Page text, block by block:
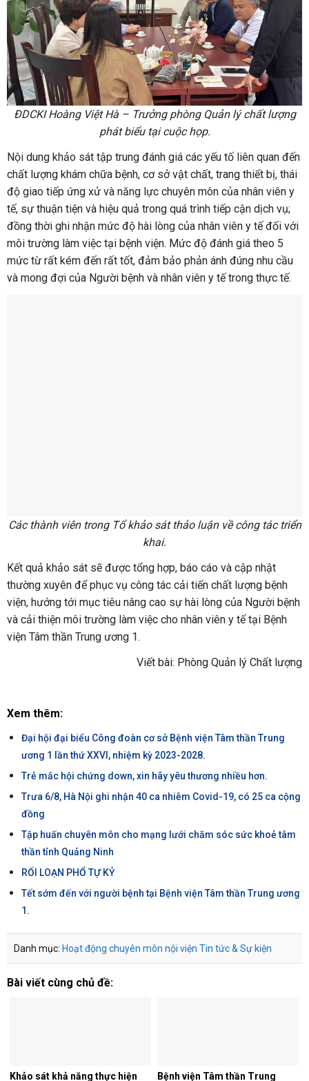
ĐDCKI Hoàng Việt Hà – Trưởng phòng Quản lý chất lượng
phát biểu tại cuộc họp.
Nội dung khảo sát tập trung đánh giá các yếu tố liên quan đến
chất lượng khám chữa bệnh, cơ sở vật chất, trang thiết bị, thái
độ giao tiếp ứng xử và năng lực chuyên môn của nhân viên y
tế, sự thuận tiện và hiệu quả trong quá trình tiếp cận dịch vụ;
đồng thời ghi nhận mức độ hài lòng của nhân viên y tế đối với
môi trường làm việc tại bệnh viện. Mức độ đánh giá theo 5
mức từ rất kém đến rất tốt, đảm bảo phản ánh đúng nhu cầu
và mong đợi của Người bệnh và nhân viên y tế trong thực tế.
Các thành viên trong Tổ khảo sát thảo luận về công tác triển
khai.
Kết quả khảo sát sẽ được tổng hợp, báo cáo và cập nhật
thường xuyên để phục vụ công tác cải tiến chất lượng bệnh
viện, hướng tới mục tiêu nâng cao sự hài lòng của Người bệnh
và cải thiện môi trường làm việc cho nhân viên y tế tại Bệnh
viện Tâm thần Trung ương 1.
Viết bài: Phòng Quản lý Chất lượng
Xem thêm:
Đại hội đại biểu Công đoàn cơ sở Bệnh viện Tâm thần Trung
ương 1 lần thứ XXVI, nhiệm kỳ 2023-2028.
Trẻ mắc hội chứng down, xin hãy yêu thương nhiều hơn.
Trưa 6/8, Hà Nội ghi nhận 40 ca nhiễm Covid-19, có 25 ca cộng
đồng
Tập huấn chuyên môn cho mạng lưới chăm sóc sức khoẻ tâm
thần tỉnh Quảng Ninh
RỐI LOẠN PHỔ TỰ KỶ
Tết sớm đến với người bệnh tại Bệnh viện Tâm thần Trung ương
1.
Danh mục: Hoạt động chuyên môn nội viện Tin tức & Sự kiện
Bài viết cùng chủ đề:
Khảo sát khả năng thực hiện Bệnh viện Tâm thần Trung